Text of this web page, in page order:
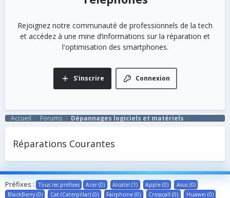
Rejoignez notre communauté de professionnels de la tech
et accédez à une mine d’informations sur la réparation et
l'optimisation des smartphones.
Connexion
S'inscrire
Accueil Forums Dépannages logiciels et matériels
Réparations Courantes
Préfixes : Tous les préfixes Acer (0) Alcatel (1) Apple (0)
Asus (0)
BlackBerry (0)
Cat (Caterpillar) (0) Fairphone (0) Crosscall (0)
Huawei (0)